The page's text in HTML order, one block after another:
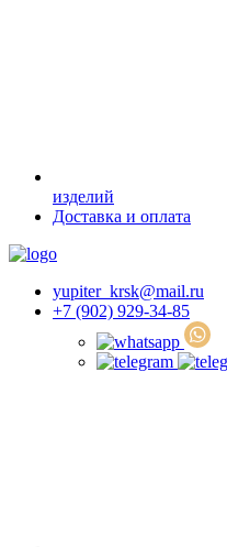
изделий
Доставка и оплата
yupiter_krsk@mail.ru
+7 (902) 929-34-85